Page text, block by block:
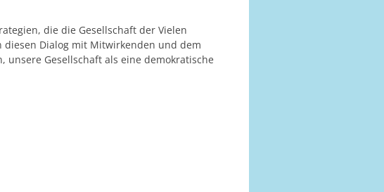
die die Gesellschaft der Vielen
Dialog mit Mitwirkenden und dem
Gesellschaft als eine demokratische